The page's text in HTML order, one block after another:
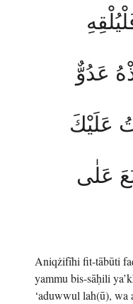
عَدُوٌّ
عَلَيْكَ
عَلٰى
Aniqżifīhi fit-tābūti
yammu bis-sāḥili
‘aduwwul lah(ū), wa